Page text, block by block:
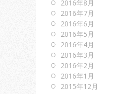
2016年8月
2016年7月
2016年6月
2016年5月
2016年4月
2016年3月
2016年2月
2016年1月
2015年12月